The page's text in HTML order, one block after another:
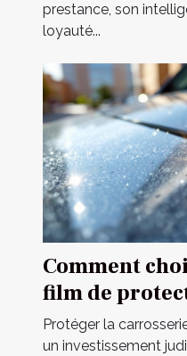
prestance, son
loyauté...
Comment
film de
votre véhicule
Protéger la
un investissement